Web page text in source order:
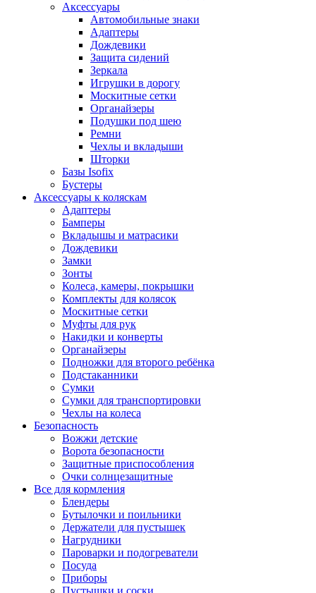
Аксессуары
Автомобильные знаки
Адаптеры
Дождевики
Защита сидений
Зеркала
Игрушки в дорогу
Москитные сетки
Органайзеры
Подушки под шею
Ремни
Чехлы и вкладыши
Шторки
Базы Isofix
Бустеры
Аксессуары к коляскам
Адаптеры
Бамперы
Вкладышы и матрасики
Дождевики
Замки
Зонты
Колеса, камеры, покрышки
Комплекты для колясок
Москитные сетки
Муфты для рук
Накидки и конверты
Органайзеры
Подножки для второго ребёнка
Подстаканники
Сумки
Сумки для транспортировки
Чехлы на колеса
Безопасность
Вожжи детские
Ворота безопасности
Защитные приспособления
Очки солнцезащитные
Все для кормления
Блендеры
Бутылочки и поильники
Держатели для пустышек
Нагрудники
Пароварки и подогреватели
Посуда
Приборы
Пустышки и соски